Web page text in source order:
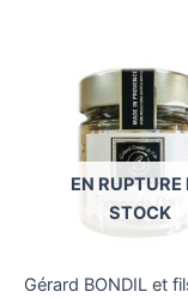
EN RUPTURE
STOCK
Gérard BONDIL et